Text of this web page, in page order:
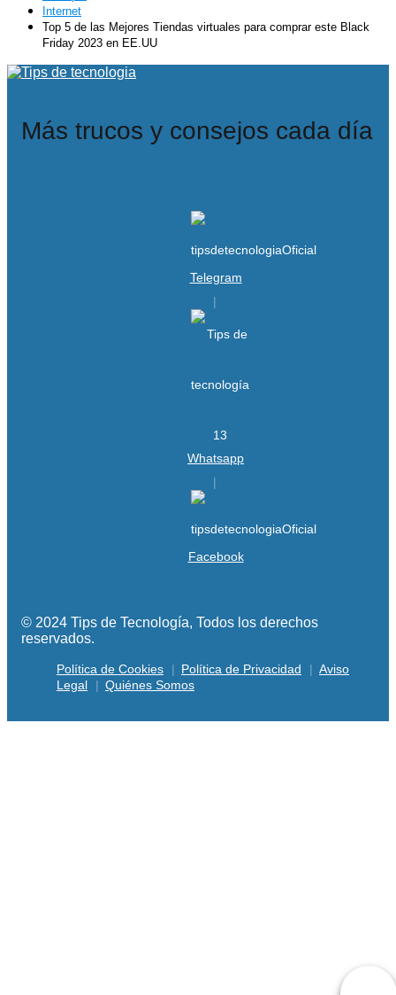
Internet
Top 5 de las Mejores Tiendas virtuales para comprar este Black
Friday 2023 en EE.UU
Más trucos y consejos cada día
Telegram
Whatsapp
Facebook
© 2024 Tips de Tecnología, Todos los derechos
reservados.
Política de Cookies Política de Privacidad
Aviso
Legal
Quiénes Somos